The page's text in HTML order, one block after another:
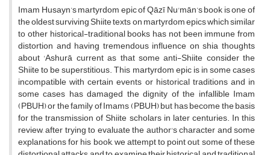
Imam Husayn’s martyrdom epic of Qāzī Nu'mān’s book is one of
the oldest surviving Shiite texts on martyrdom epics which similar
to other historical-traditional books has not been immune from
distortion and having tremendous influence on shia thoughts
about 'Ashurā current as that some anti-Shiite consider the
Shiite to be superstitious. This martyrdom epic is in some cases
incompatible with certain events or historical traditions and in
some cases has damaged the dignity of the infallible Imam
(PBUH) or the family of Imams (PBUH) but has become the basis
for the transmission of Shiite scholars in later centuries. In this
review, after trying to evaluate the author's character and some
explanations for his book, we attempt to point out some of these